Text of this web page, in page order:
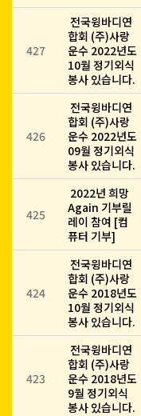
427
전국윙바디연
합회 (주)사랑
운수 2022년도
10월 정기외식
봉사 있습니다.
426
전국윙바디연
합회 (주)사랑
운수 2022년도
09월 정기외식
봉사 있습니다.
425
2022년 희망
Again 기부릴
레이 참여 [컴
퓨터 기부]
424
전국윙바디연
합회 (주)사랑
운수 2018년도
10월 정기외식
봉사 있습니다.
423
전국윙바디연
합회 (주)사랑
운수 2018년도
9월 정기외식
봉사 있습니다.